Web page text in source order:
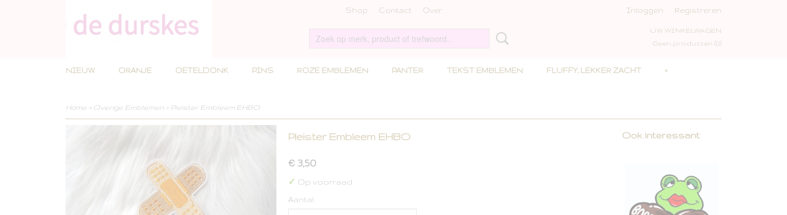
Shop Contact Over Inloggen Registreren
UW WINKELWAGEN
Geen producten (0)
NIEUW ORANJE OETELDONK PINS ROZE EMBLEMEN PANTER TEKST EMBLEMEN FLUFFY, LEKKER ZACHT +
Home > Overige Emblemen > Pleister Embleem EHBO
Pleister Embleem EHBO
€ 3,50
✓ Op voorraad
Aantal
Ook interessant